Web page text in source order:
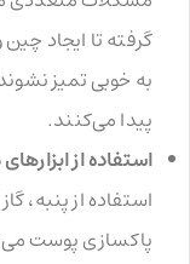
گرفته تا ایجاد
به خوبی تمیز
پیدا می‌کنند.
استفاده از
استفاده از
پاکسازی پوست